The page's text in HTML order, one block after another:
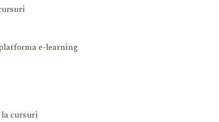
e-learning
cursuri